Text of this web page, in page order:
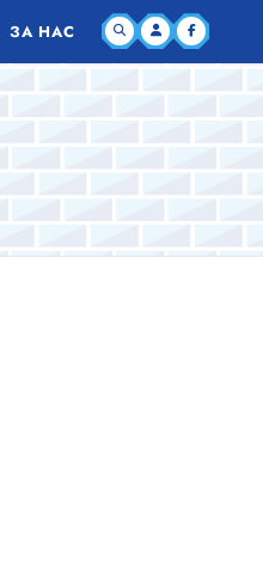
ЗА НАС